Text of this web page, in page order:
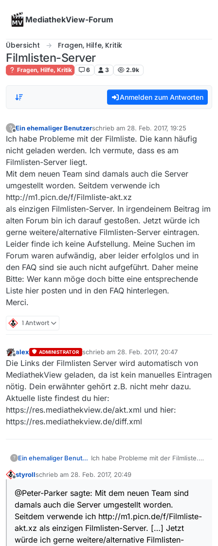
MediathekView-Forum
Übersicht Fragen, Hilfe, Kritik
Filmlisten-Server
Fragen, Hilfe, Kritik 6 3 2.9k
Anmelden zum Antworten
?
Offline
Ein ehemaliger Benutzerschrieb am 28. Feb. 2017, 19:25
zuletzt editiert von
Ich habe Probleme mit der Filmliste. Die kann häufig
nicht geladen werden. Ich vermute, dass es am
Filmlisten-Server liegt.
Mit dem neuen Team sind damals auch die Server
umgestellt worden. Seitdem verwende ich
http://m1.picn.de/f/Filmliste-akt.xz
als einzigen Filmlisten-Server. In irgendeinem Beitrag im
alten Forum bin ich darauf gestoßen. Jetzt würde ich
gerne weitere/alternative Filmlisten-Server eintragen.
Leider finde ich keine Aufstellung. Meine Suchen im
Forum waren aufwändig, aber leider erfolglos und in
den FAQ sind sie auch nicht aufgeführt. Daher meine
Bitte: Wer kann möge doch bitte eine entsprechende
Liste hier posten und in den FAQ hinterlegen.
Merci.
1 Antwort
Offline
alex ADMINISTRATOR schrieb am 28. Feb. 2017, 20:47
zuletzt editiert von
Die Links der Filmlisten Server wird automatisch von
MediathekView geladen, da ist kein manuelles Eintragen
nötig. Dein erwähnter gehört z.B. nicht mehr dazu.
Aktuelle liste findest du hier:
https://res.mediathekview.de/akt.xml und hier:
https://res.mediathekview.de/diff.xml
? Ein ehemaliger Benutzer Ich habe Probleme mit der Filmliste.
werden. Ich vermute, dass es am
Mit dem neuen Team sind damals
auch die Server umgestellt worden.
Seitdem verwende ich
http://m1.picn.de/f/Filmliste-akt.xz
als einzigen Filmlisten-Server. In
irgendeinem Beitrag im alten Forum
styrollschrieb am 28. Feb. 2017, 20:49
zuletzt editiert von
@Peter-Parker sagte: Mit dem neuen Team sind
damals auch die Server umgestellt worden.
Seitdem verwende ich http://m1.picn.de/f/Filmliste-
akt.xz als einzigen Filmlisten-Server. […] Jetzt
würde ich gerne weitere/alternative Filmlisten-